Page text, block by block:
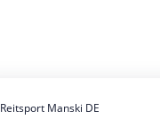
Reitsport Manski DE